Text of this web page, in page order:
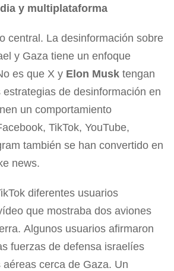
y multiplataforma
central. La desinformación sobre
y Gaza tiene un enfoque
es que X y Elon Musk tengan
de desinformación en
un comportamiento
TikTok, YouTube,
también se han convertido en
news.
diferentes usuarios
que mostraba dos aviones
Algunos usuarios afirmaron
fuerzas de defensa israelíes
cerca de Gaza. Un